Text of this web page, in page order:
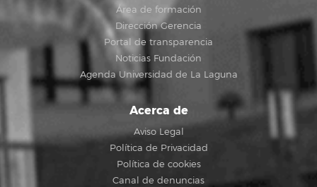
Área de formación
Dirección Gerencia
Portal de transparencia
Noticias Fundación
Agenda Universidad de La Laguna
Acerca de
Aviso Legal
Política de Privacidad
Política de cookies
Canal de denuncias